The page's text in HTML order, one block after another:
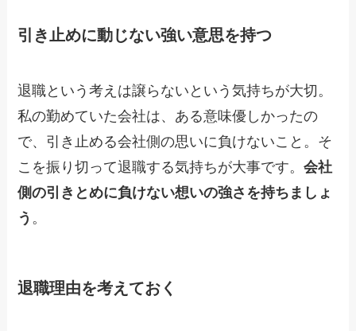
引き止めに動じない強い意思を持つ
退職という考えは譲らないという気持ちが大切。
私の勤めていた会社は、ある意味優しかったの
で、引き止める会社側の思いに負けないこと。そ
こを振り切って退職する気持ちが大事です。会社
側の引きとめに負けない想いの強さを持ちましょ
う 。
退職理由を考えておく